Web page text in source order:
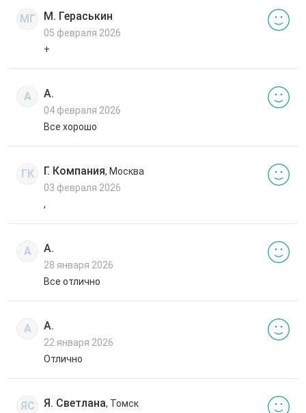
МГ М. Гераськин
05 февраля 2026
+
А А.
04 февраля 2026
Все хорошо
ГК Г. Компания, Москва
03 февраля 2026
,
А А.
28 января 2026
Все отлично
А А.
22 января 2026
Отлично
ЯС Я. Светлана, Томск